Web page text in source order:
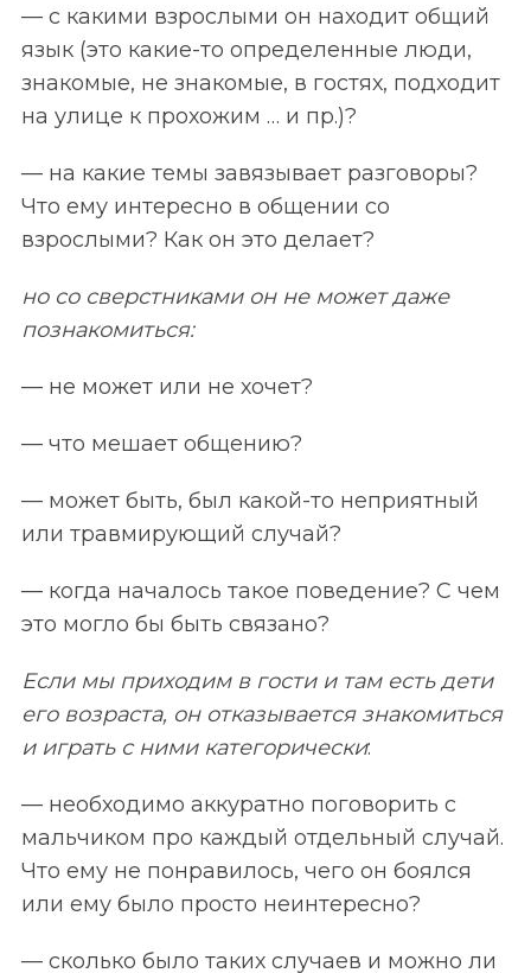
— с какими взрослыми он находит общий
язык (это какие-то определенные люди,
знакомые, не знакомые, в гостях, подходит
на улице к прохожим … и пр.)?
— на какие темы завязывает разговоры?
Что ему интересно в общении со
взрослыми? Как он это делает?
но со сверстниками он не может даже
познакомиться:
— не может или не хочет?
— что мешает общению?
— может быть, был какой-то неприятный
или травмирующий случай?
— когда началось такое поведение? С чем
это могло бы быть связано?
Если мы приходим в гости и там есть дети
его возраста, он отказывается знакомиться
и играть с ними категорически:
— необходимо аккуратно поговорить с
мальчиком про каждый отдельный случай.
Что ему не понравилось, чего он боялся
или ему было просто неинтересно?
— сколько было таких случаев и можно ли